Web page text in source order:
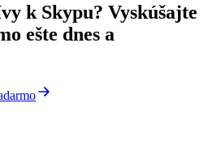
k Skypu? Vyskúšajte
ešte dnes a